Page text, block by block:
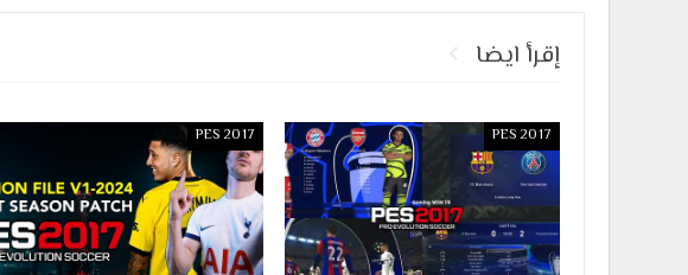
إقرأ ايضا
PES 2017
PES 2017